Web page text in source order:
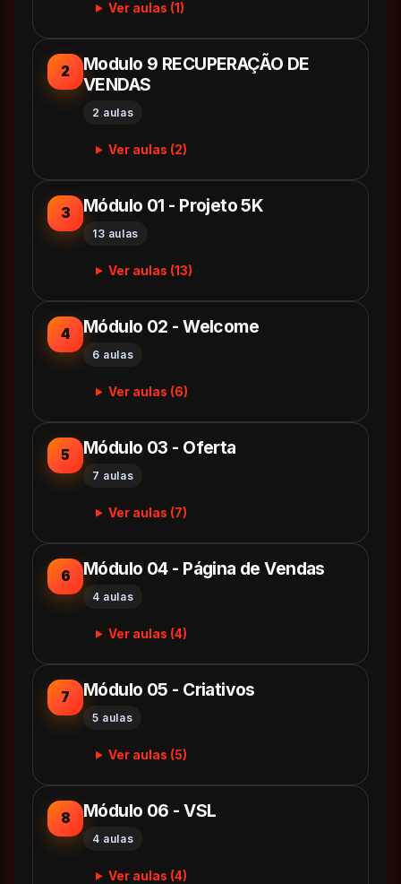
Ver aulas (1)
2
Modulo 9 RECUPERAÇÃO DE
VENDAS
2 aulas
Ver aulas (2)
3 Módulo 01 - Projeto 5K
13 aulas
Ver aulas (13)
4 Módulo 02 - Welcome
6 aulas
Ver aulas (6)
5 Módulo 03 - Oferta
7 aulas
Ver aulas (7)
6 Módulo 04 - Página de Vendas
4 aulas
Ver aulas (4)
7 Módulo 05 - Criativos
5 aulas
Ver aulas (5)
8 Módulo 06 - VSL
4 aulas
Ver aulas (4)